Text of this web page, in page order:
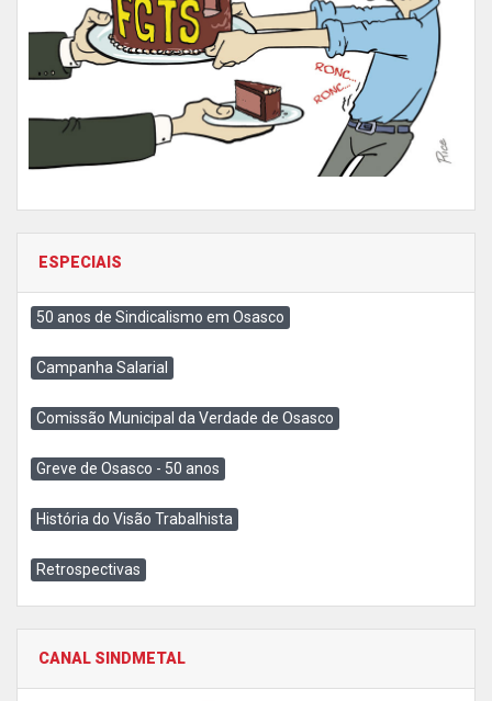
ESPECIAIS
50 anos de Sindicalismo em Osasco
Campanha Salarial
Comissão Municipal da Verdade de Osasco
Greve de Osasco - 50 anos
História do Visão Trabalhista
Retrospectivas
CANAL SINDMETAL